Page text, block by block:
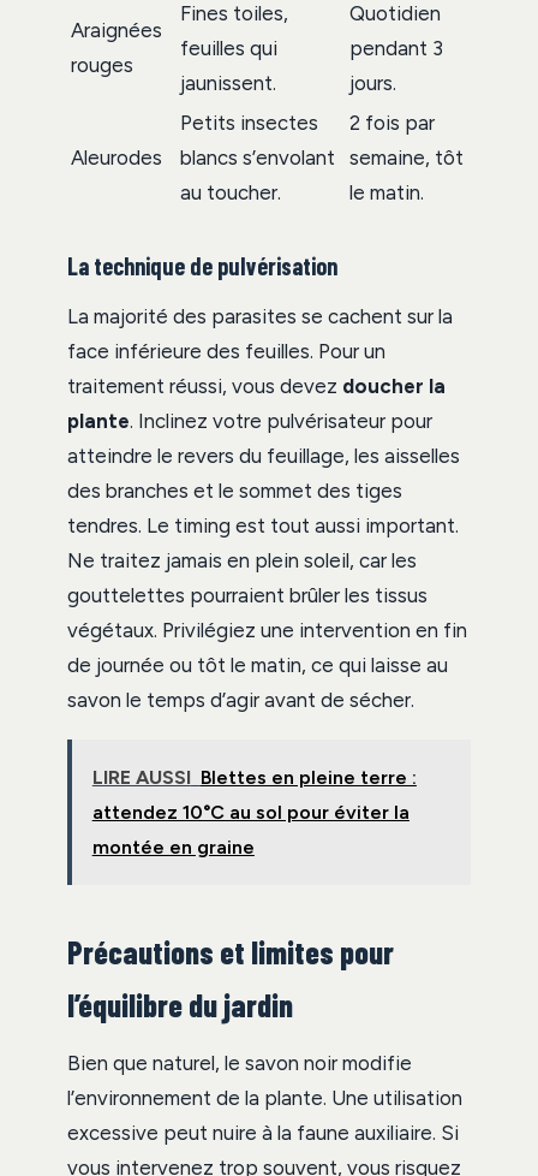
Araignées
rouges
Fines toiles,
feuilles qui
jaunissent.
Quotidien
pendant 3
jours.
Aleurodes
Petits insectes
blancs s’envolant
au toucher.
2 fois par
semaine, tôt
le matin.
La technique de pulvérisation
La majorité des parasites se cachent sur la
face inférieure des feuilles. Pour un
traitement réussi, vous devez doucher la
plante. Inclinez votre pulvérisateur pour
atteindre le revers du feuillage, les aisselles
des branches et le sommet des tiges
tendres. Le timing est tout aussi important.
Ne traitez jamais en plein soleil, car les
gouttelettes pourraient brûler les tissus
végétaux. Privilégiez une intervention en fin
de journée ou tôt le matin, ce qui laisse au
savon le temps d’agir avant de sécher.
LIRE AUSSI Blettes en pleine terre :
attendez 10°C au sol pour éviter la
montée en graine
Précautions et limites pour
l’équilibre du jardin
Bien que naturel, le savon noir modifie
l’environnement de la plante. Une utilisation
excessive peut nuire à la faune auxiliaire. Si
vous intervenez trop souvent, vous risquez